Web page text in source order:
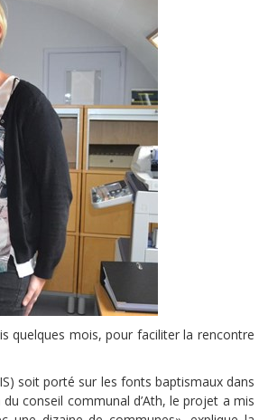
quelques mois, pour faciliter la rencontre
soit porté sur les fonts baptismaux dans
conseil communal d’Ath, le projet a mis